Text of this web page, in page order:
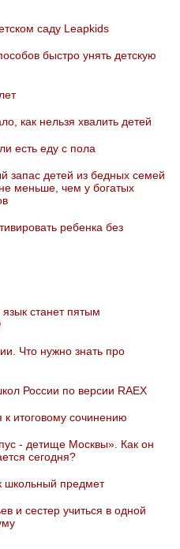
саду Leapkids
быстро унять детскую
как нельзя хвалить детей
есть еду с пола
запас детей из бедных семей
меньше, чем у богатых
ребенка без
станет пятым
Что нужно знать про
России по версии RAEX
к итоговому сочинению
- детище Москвы». Как он
сегодня?
школьный предмет
и сестер учиться в одной